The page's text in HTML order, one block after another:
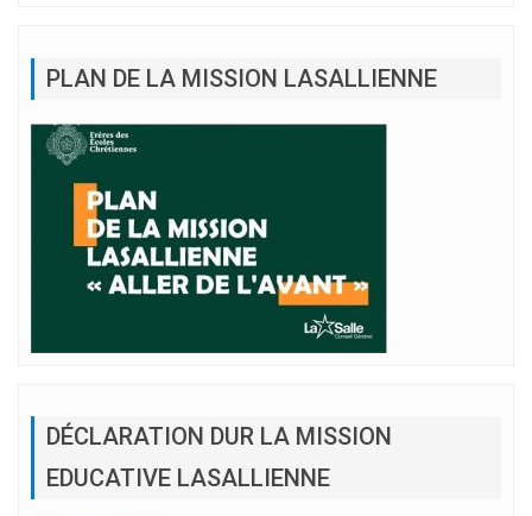
PLAN DE LA MISSION LASALLIENNE
DÉCLARATION DUR LA MISSION
EDUCATIVE LASALLIENNE